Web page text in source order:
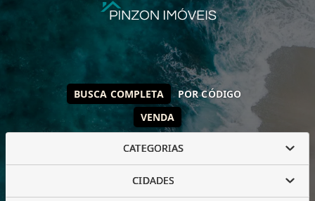
VENDA
BUSCA COMPLETA POR CÓDIGO
CATEGORIAS
CIDADES